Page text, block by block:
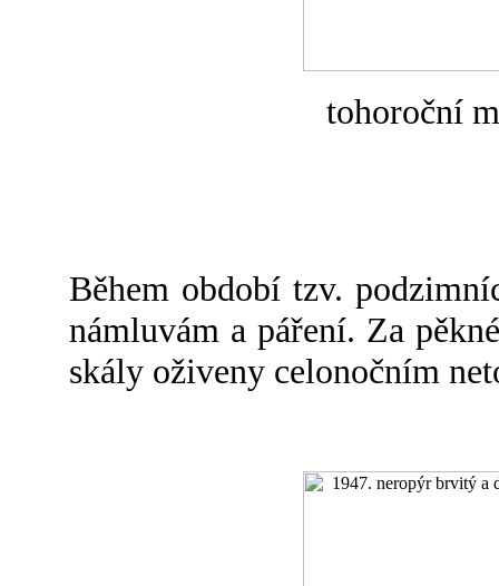
tohoroční
Během období tzv.
námluvám a páření. Za
skály oživeny celonočním